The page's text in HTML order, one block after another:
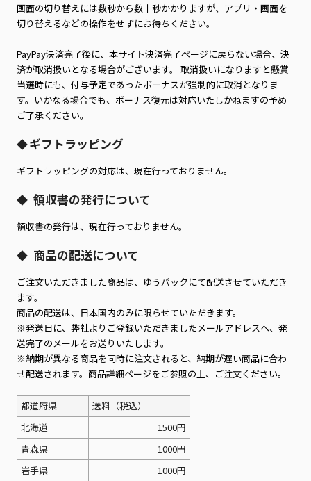
画面の切り替えには数秒から数十秒かかりますが、アプリ・画面を
切り替えるなどの操作をせずにお待ちください。
PayPay決済完了後に、本サイト決済完了ページに戻らない場合、決
済が取消扱いとなる場合がございます。 取消扱いになりますと懸賞
当選時にも、付与予定であったボーナスが強制的に取消となりま
す。いかなる場合でも、ボーナス復元は対応いたしかねますの予め
ご了承ください。
◆ギフトラッピング
ギフトラッピングの対応は、現在行っておりません。
◆ 領収書の発行について
領収書の発行は、現在行っておりません。
◆ 商品の配送について
ご注文いただきました商品は、ゆうパックにて配送させていただき
ます。
商品の配送は、日本国内のみに限らせていただきます。
※発送日に、弊社よりご登録いただきましたメールアドレスへ、発
送完了のメールをお送りいたします。
※納期が異なる商品を同時に注文されると、納期が遅い商品に合わ
せ配送されます。商品詳細ページをご参照の上、ご注文ください。
都道府県
送料（税込）
北海道
1500円
青森県
1000円
岩手県
1000円